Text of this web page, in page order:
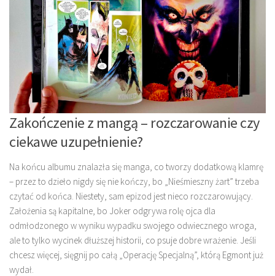
Zakończenie z mangą – rozczarowanie czy
ciekawe uzupełnienie?
Na końcu albumu znalazła się manga, co tworzy dodatkową klamrę
– przez to dzieło nigdy się nie kończy, bo „Nieśmieszny żart” trzeba
czytać od końca. Niestety, sam epizod jest nieco rozczarowujący.
Założenia są kapitalne, bo Joker odgrywa rolę ojca dla
odmłodzonego w wyniku wypadku swojego odwiecznego wroga,
ale to tylko wycinek dłuższej historii, co psuje dobre wrażenie. Jeśli
chcesz więcej, sięgnij po całą „Operację Specjalną”, którą Egmont już
wydał.